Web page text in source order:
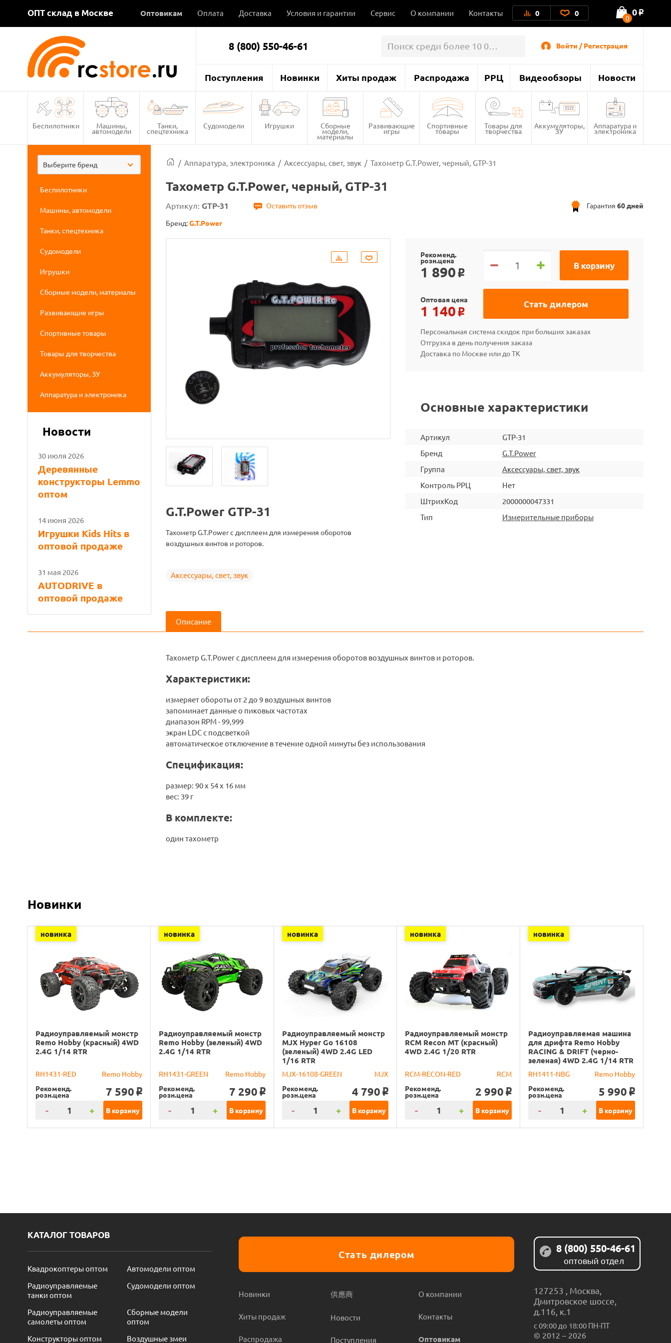
ОПТ склад в Москве Оптовикам Оплата Доставка Условия и гарантии Сервис О компании Контакты 0 0 0
0 o
8 (800) 550-46-61 Войти / Регистрация
Поступления Новинки Хиты продаж Распродажа РРЦ Видеообзоры Новости
Беспилотники Машины,
автомодели
Танки,
спецтехника
Судомодели Игрушки Сборные
модели,
материалы
Развивающие
игры
Спортивные
товары
Товары для
творчества
Аккумуляторы,
ЗУ
Аппаратура и
электроника
Выберите бренд
Беспилотники
Машины, автомодели
Танки, спецтехника
Судомодели
Игрушки
Сборные модели, материалы
Развивающие игры
Спортивные товары
Товары для творчества
Аккумуляторы, ЗУ
Аппаратура и электроника
Новости
30 июля 2026
Деревянные
конструкторы Lemmo
оптом
14 июня 2026
Игрушки Kids Hits в
оптовой продаже
31 мая 2026
AUTODRIVE в
оптовой продаже
/ Аппаратура, электроника / Аксессуары, свет, звук / Тахометр G.T.Power, черный, GTP-31
Тахометр G.T.Power, черный, GTP-31
Артикул: GTP-31 Оставить отзыв Гарантия 60 дней
Бренд:G.T.Power
G.T.Power GTP-31
Тахометр G.T.Power с дисплеем для измерения оборотов
воздушных винтов и роторов.
Аксессуары, свет, звук
Рекоменд.
розн.цена
1 890 o
В корзину
Стать дилером
Оптовая цена
1 140 o
Персональная система скидок при больших заказах
Отгрузка в день получения заказа
Доставка по Москве или до ТК
Основные характеристики
Артикул
GTP-31
Бренд
G.T.Power
Группа
Аксессуары, свет, звук
Контроль РРЦ
Нет
ШтрихКод
2000000047331
Тип
Измерительные приборы
Описание
Тахометр G.T.Power с дисплеем для измерения оборотов воздушных винтов и роторов.
Характеристики:
измеряет обороты от 2 до 9 воздушных винтов
запоминает данные о пиковых частотах
диапазон RPM - 99,999
экран LDC с подсветкой
автоматическое отключение в течение одной минуты без использования
Спецификация:
размер: 90 x 54 x 16 мм
вес: 39 г
В комплекте:
один тахометр
Новинки
новинка
Радиоуправляемый монстр
Remo Hobby (красный) 4WD
2.4G 1/14 RTR
RH1431-RED
Remo Hobby
Рекоменд.
розн.цена 7 590 o
- + В корзину
новинка
Радиоуправляемый монстр
Remo Hobby (зеленый) 4WD
2.4G 1/14 RTR
RH1431-GREEN
Remo Hobby
Рекоменд.
розн.цена 7 290 o
- + В корзину
новинка
Радиоуправляемый монстр
MJX Hyper Go 16108
(зеленый) 4WD 2.4G LED
1/16 RTR
MJX-16108-GREEN
MJX
Рекоменд.
розн.цена 4 790 o
- + В корзину
новинка
Радиоуправляемый монстр
RCM Recon MT (красный)
4WD 2.4G 1/20 RTR
RCM-RECON-RED
RCM
Рекоменд.
розн.цена 2 990 o
- + В корзину
новинка
Радиоуправляемая машина
для дрифта Remo Hobby
RACING & DRIFT (черно-
зеленая) 4WD 2.4G 1/14 RTR
RH1411-NBG
Remo Hobby
Рекоменд.
розн.цена 5 990 o
- + В корзину
КАТАЛОГ ТОВАРОВ
Квадрокоптеры оптом
Автомодели оптом
Радиоуправляемые
танки оптом
Судомодели оптом
Радиоуправляемые
самолеты оптом
Сборные модели
оптом
Конструкторы оптом
Воздушные змеи
Стать дилером
Новинки
Хиты продаж
Распродажа
供應商
Новости
Поступления
О компании
Контакты
Оптовикам
8 (800) 550-46-61
оптовый отдел
127253 Москва
Дмитровское шоссе,
д.116, к.1
с 09:00 до 18:00 ПН-ПТ
© 2012 – 2026